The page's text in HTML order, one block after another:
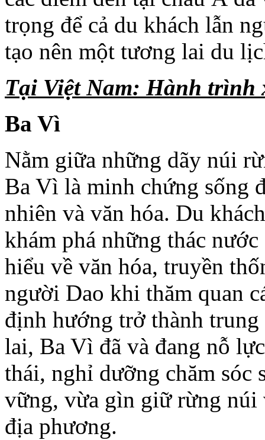
trọng để cả du khách lẫn
tạo nên một tương lai du
Tại Việt Nam: Hành trình
Ba Vì
Nằm giữa những dãy núi
Ba Vì là minh chứng sống
nhiên và văn hóa. Du
khám phá những thác
hiểu về văn hóa, truyền
người Dao khi thăm quan
định hướng trở thành
lai, Ba Vì đã và đang nỗ
thái, nghỉ dưỡng chăm sóc
vững, vừa gìn giữ rừng núi
địa phương.